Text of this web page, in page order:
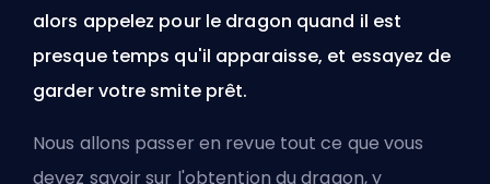
alors appelez pour le dragon quand il est
presque temps qu'il apparaisse, et essayez de
garder votre smite prêt.
Nous allons passer en revue tout ce que vous
devez savoir sur l'obtention du dragon, y